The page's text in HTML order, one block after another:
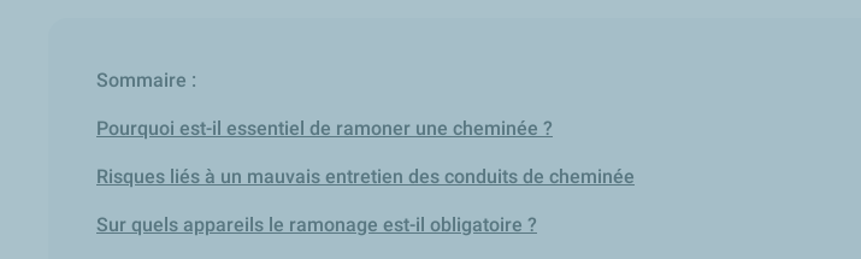
Sommaire :
Pourquoi est-il essentiel de ramoner une cheminée ?
Risques liés à un mauvais entretien des conduits de cheminée
Sur quels appareils le ramonage est-il obligatoire ?